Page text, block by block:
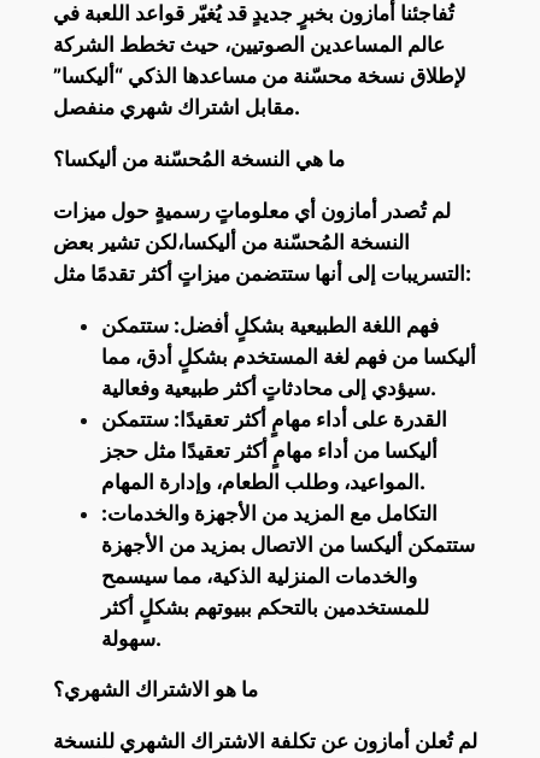
تُفاجئنا أمازون بخبرٍ جديدٍ قد يُغيّر قواعد اللعبة في
عالم المساعدين الصوتيين، حيث تخطط الشركة
لإطلاق نسخة محسّنة من مساعدها الذكي “أليكسا”
مقابل اشتراك شهري منفصل.
ما هي النسخة المُحسّنة من أليكسا؟
لم تُصدر أمازون أي معلوماتٍ رسميةٍ حول ميزات
النسخة المُحسّنة من أليكسا،لكن تشير بعض
التسريبات إلى أنها ستتضمن ميزاتٍ أكثر تقدمًا مثل:
فهم اللغة الطبيعية بشكلٍ أفضل: ستتمكن
أليكسا من فهم لغة المستخدم بشكلٍ أدق، مما
سيؤدي إلى محادثاتٍ أكثر طبيعية وفعالية.
القدرة على أداء مهامٍ أكثر تعقيدًا: ستتمكن
أليكسا من أداء مهامٍ أكثر تعقيدًا مثل حجز
المواعيد، وطلب الطعام، وإدارة المهام.
التكامل مع المزيد من الأجهزة والخدمات:
ستتمكن أليكسا من الاتصال بمزيد من الأجهزة
والخدمات المنزلية الذكية، مما سيسمح
للمستخدمين بالتحكم ببيوتهم بشكلٍ أكثر
سهولة.
ما هو الاشتراك الشهري؟
لم تُعلن أمازون عن تكلفة الاشتراك الشهري للنسخة